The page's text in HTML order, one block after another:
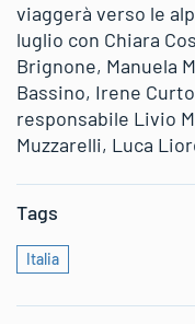
viaggerà verso le
luglio con Chiara
Brignone, Manuela
Bassino, Irene
responsabile Livio
Muzzarelli, Luca
Tags
Italia